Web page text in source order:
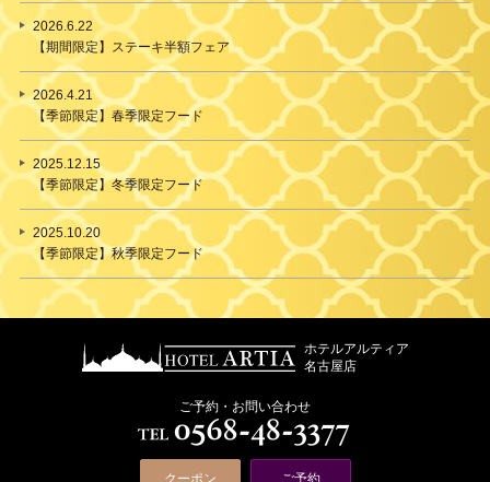
2026.6.22
【期間限定】ステーキ半額フェア
2026.4.21
【季節限定】春季限定フード
2025.12.15
【季節限定】冬季限定フード
2025.10.20
【季節限定】秋季限定フード
ホテルアルティア
名古屋店
ご予約・お問い合わせ
クーポン ご予約